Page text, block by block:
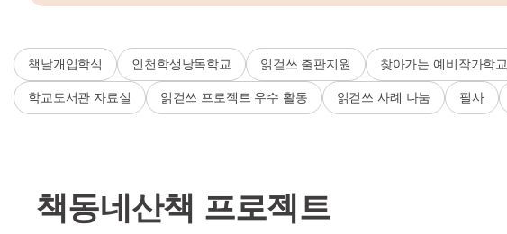
책날개입학식 인천학생낭독학교 읽걷쓰 출판지원 찾아가는 예비작가학교
학교도서관 자료실 읽걷쓰 프로젝트 우수 활동 읽걷쓰 사례 나눔 필사
책동네산책 프로젝트